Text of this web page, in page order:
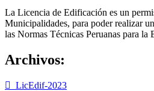
La Licencia de Edificación es un
Municipalidades, para poder realizar
las Normas Técnicas Peruanas para la
Archivos:
LicEdif-2023